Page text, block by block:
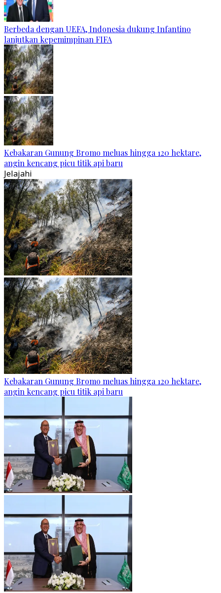
Berbeda dengan UEFA, Indonesia dukung Infantino
lanjutkan kepemimpinan FIFA
Kebakaran Gunung Bromo meluas hingga 120 hektare,
angin kencang picu titik api baru
Jelajahi
Kebakaran Gunung Bromo meluas hingga 120 hektare,
angin kencang picu titik api baru